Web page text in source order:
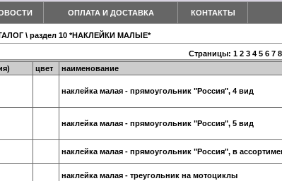
ОПЛАТА И ДОСТАВКА КОНТАКТЫ
\ раздел 10 *НАКЛЕЙКИ МАЛЫЕ*
Страницы: 1 2 3 4 5 6 7 8
цвет наименование
наклейка малая - прямоугольник "Россия", 4 вид
наклейка малая - прямоугольник "Россия", 5 вид
наклейка малая - прямоугольник "Россия", в
наклейка малая - треугольник на мотоциклы